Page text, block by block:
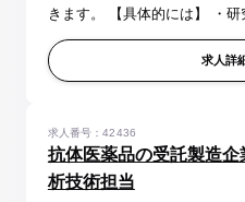
きます。 【具体的には】 ・研究室規模から製造スケールまで
のプロセス設計と検証 ・
薬製造および商業生産へ...求人詳
抗体医薬品の受託製造
析技術担当
求人番号：42436